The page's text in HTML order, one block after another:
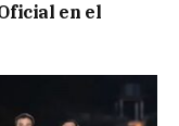
en el